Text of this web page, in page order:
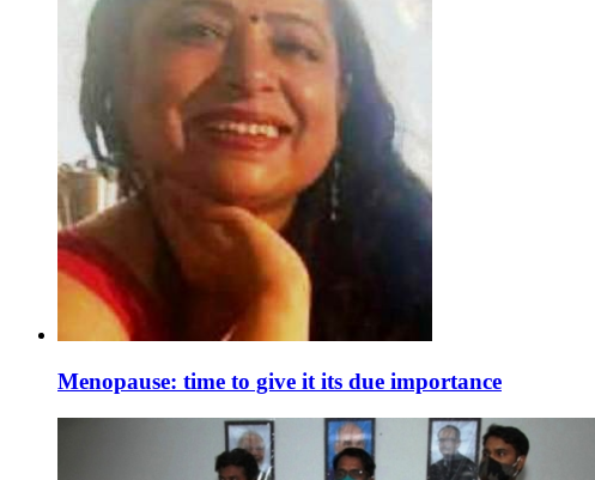
Menopause: time to give it its due importance